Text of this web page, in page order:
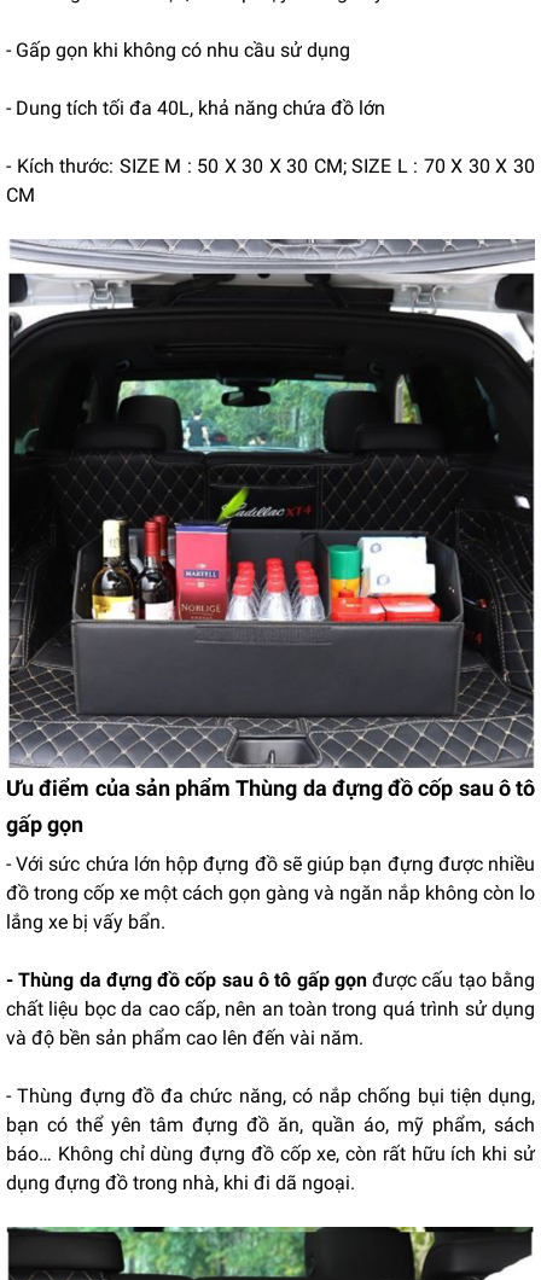
- Gấp gọn khi không có nhu cầu sử dụng
- Dung tích tối đa 40L, khả năng chứa đồ lớn
- Kích thước: SIZE M : 50 X 30 X 30 CM; SIZE L : 70 X 30 X 30
CM
Ưu điểm của sản phẩm Thùng da đựng đồ cốp sau ô tô
gấp gọn
- Với sức chứa lớn hộp đựng đồ sẽ giúp bạn đựng được nhiều
đồ trong cốp xe một cách gọn gàng và ngăn nắp không còn lo
lắng xe bị vấy bẩn.
- Thùng da đựng đồ cốp sau ô tô gấp gọnđược cấu tạo bằng
chất liệu bọc da cao cấp, nên an toàn trong quá trình sử dụng
và độ bền sản phẩm cao lên đến vài năm.
- Thùng đựng đồ đa chức năng, có nắp chống bụi tiện dụng,
bạn có thể yên tâm đựng đồ ăn, quần áo, mỹ phẩm, sách
báo… Không chỉ dùng đựng đồ cốp xe, còn rất hữu ích khi sử
dụng đựng đồ trong nhà, khi đi dã ngoại.